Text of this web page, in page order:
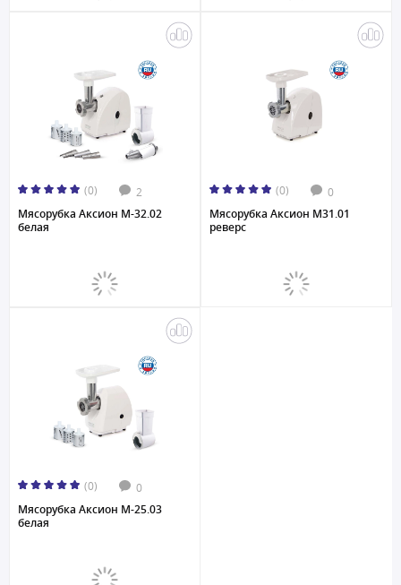
(0) 2
Мясорубка Аксион M-32.02
белая
(0) 0
Мясорубка Аксион M31.01
реверс
(0) 0
Мясорубка Аксион M-25.03
белая